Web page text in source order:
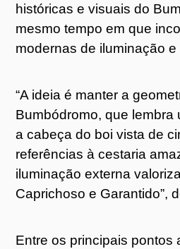
históricas e visuais do
mesmo tempo em que
modernas de iluminação e
“A ideia é manter a
Bumbódromo, que lembra
a cabeça do boi vista de
referências à cestaria
iluminação externa
Caprichoso e Garantido”,
Entre os principais pontos